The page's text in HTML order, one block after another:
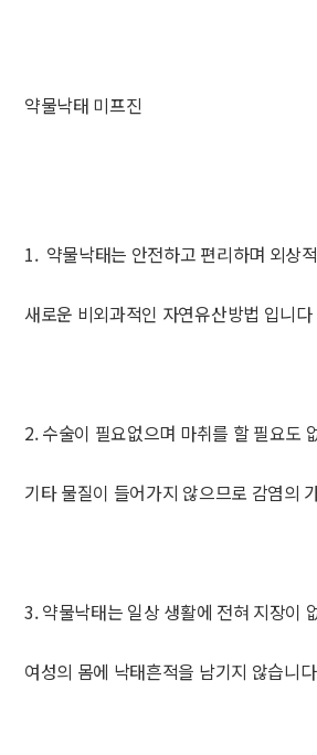
약물낙태 미프진
1. 약물낙태는 안전하고 편리하며 외상
새로운 비외과적인 자연유산방법 입니다
2. 수술이 필요없으며 마취를 할 필요도
기타 물질이 들어가지 않으므로 감염의
3. 약물낙태는 일상 생활에 전혀 지장이
여성의 몸에 낙태흔적을 남기지 않습니다